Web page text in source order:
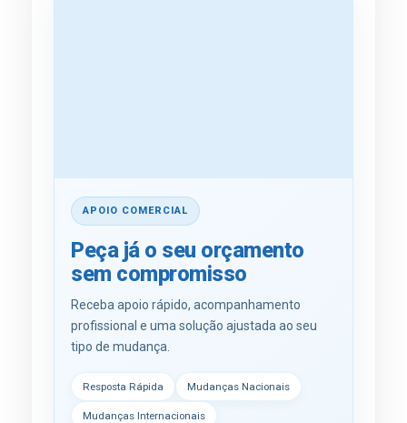
APOIO COMERCIAL
Peça já o seu orçamento
sem compromisso
Receba apoio rápido, acompanhamento
profissional e uma solução ajustada ao seu
tipo de mudança.
Resposta Rápida Mudanças Nacionais
Mudanças Internacionais